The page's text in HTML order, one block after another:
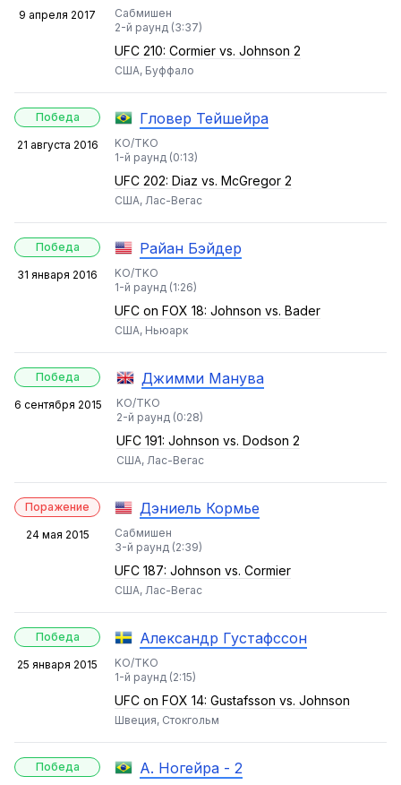
9 апреля 2017
Сабмишен
2-й раунд (3:37)
UFC 210: Cormier vs. Johnson 2
США, Буффало
Победа
21 августа 2016
Гловер Тейшейра
KO/TKO
1-й раунд (0:13)
UFC 202: Diaz vs. McGregor 2
США, Лас-Вегас
Победа
31 января 2016
Райан Бэйдер
KO/TKO
1-й раунд (1:26)
UFC on FOX 18: Johnson vs. Bader
США, Ньюарк
Победа
6 сентября 2015
Джимми Манува
KO/TKO
2-й раунд (0:28)
UFC 191: Johnson vs. Dodson 2
США, Лас-Вегас
Поражение
24 мая 2015
Дэниель Кормье
Сабмишен
3-й раунд (2:39)
UFC 187: Johnson vs. Cormier
США, Лас-Вегас
Победа
25 января 2015
Александр Густафссон
KO/TKO
1-й раунд (2:15)
UFC on FOX 14: Gustafsson vs. Johnson
Швеция, Стокгольм
Победа А. Ногейра - 2